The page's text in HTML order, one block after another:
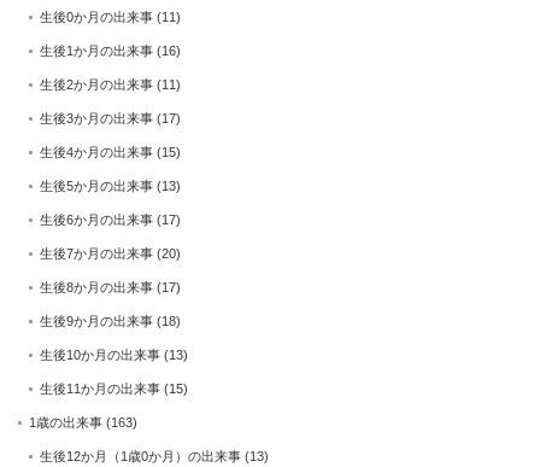
生後0か月の出来事 (11)
生後1か月の出来事 (16)
生後2か月の出来事 (11)
生後3か月の出来事 (17)
生後4か月の出来事 (15)
生後5か月の出来事 (13)
生後6か月の出来事 (17)
生後7か月の出来事 (20)
生後8か月の出来事 (17)
生後9か月の出来事 (18)
生後10か月の出来事 (13)
生後11か月の出来事 (15)
1歳の出来事 (163)
生後12か月（1歳0か月）の出来事 (13)